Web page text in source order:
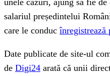
salariul președintelui
care le conducînregistrează
Date publicate de site-ul
de Digi24 arată că unii